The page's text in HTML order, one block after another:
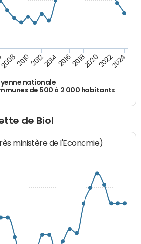
nationale
de 500 à 2 000 habitants
200820102012201420162018202020222024
de Biol
ministère de l'Economie)